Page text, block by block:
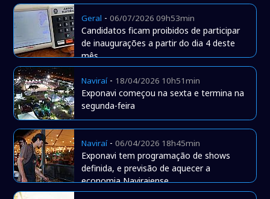
Geral -06/07/2026 09h53min
Candidatos ficam proibidos de participar
de inaugurações a partir do dia 4 deste
mês
Naviraí- 18/04/2026 10h51min
Exponavi começou na sexta e termina na
segunda-feira
Naviraí-06/04/2026 18h45min
Exponavi tem programação de shows
definida, e previsão de aquecer a
economia Naviraiense